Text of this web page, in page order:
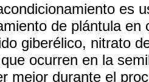
es
de plántula
giberélico, nitrato
ocurren en la
mejor durante el